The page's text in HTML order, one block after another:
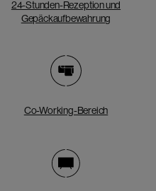
24-Stunden-Rezeption und
Gepäckaufbewahrung
Co-Working-Bereich